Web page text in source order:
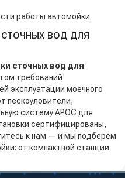
работы автомойки.
вод для
сточных вод для
требований
эксплуатации моечного
пескоуловители,
систему АРОС для
сертифицированы,
к нам — и мы подберём
от компактной станции